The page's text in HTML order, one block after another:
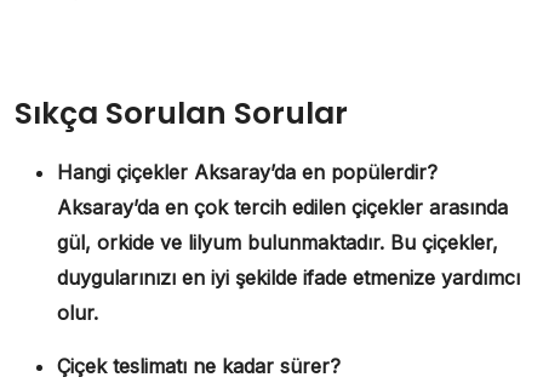
Sıkça Sorulan Sorular
Hangi çiçekler Aksaray’da en popülerdir?
Aksaray’da en çok tercih edilen çiçekler arasında
gül, orkide ve lilyum bulunmaktadır. Bu çiçekler,
duygularınızı en iyi şekilde ifade etmenize yardımcı
olur.
Çiçek teslimatı ne kadar sürer?